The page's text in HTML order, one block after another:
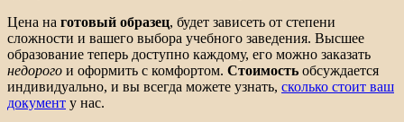
Цена на готовый образец, будет зависеть от степени
сложности и вашего выбора учебного заведения. Высшее
образование теперь доступно каждому, его можно заказать
недорого и оформить с комфортом. Стоимость обсуждается
индивидуально, и вы всегда можете узнать, сколько стоит ваш
документ у нас.